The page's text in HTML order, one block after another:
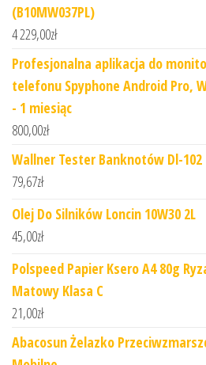
(B10MW037PL)
4 229,00zł
Profesjonalna aplikacja do
telefonu Spyphone Android Pro,
- 1 miesiąc
800,00zł
Wallner Tester Banknotów Dl-102
79,67zł
Olej Do Silników Loncin 10W30 2L
45,00zł
Polspeed Papier Ksero A4 80g
Matowy Klasa C
21,00zł
Abacosun Żelazko